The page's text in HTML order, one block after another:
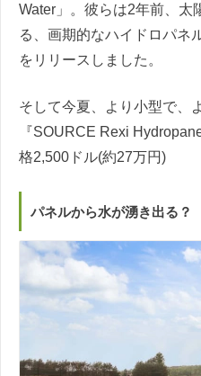
Water」。彼らは2年前、太
る、画期的なハイドロパネ
をリリースしました。
そして今夏、より小型で、
『SOURCE Rexi
格2,500ドル(約27万円)
パネルから水が湧き出る？